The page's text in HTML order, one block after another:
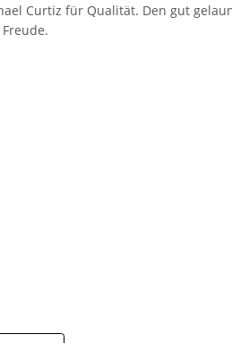
Curtiz für Qualität. Den gut